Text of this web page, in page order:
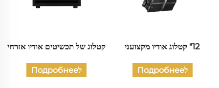
קטלוג של תכשיטים אודיו אזרחי
לПодробнее
קטלוג אודיו מקצועי
לПодробнее